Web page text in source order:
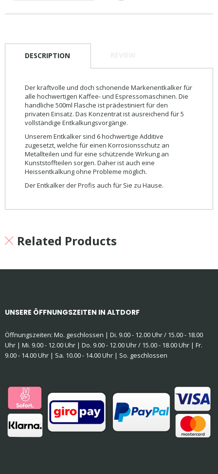
DESCRIPTION
Der kraftvolle und doch schonende Markenentkalker für
alle hochwertigen Kaffee- und Espressomaschinen. Die
handliche 500ml Flasche ist prädestiniert für den
privaten Einsatz. Das Konzentrat ist ausreichend für 5
vollständige Entkalkungsvorgänge.
Unserem Entkalker sind 6 hochwertige Additive
zugesetzt, welche für einen Korrosionsschutz an
Metallteilen und für eine schützende Wirkung an
Kunststoffteilen sorgen. Daher ist auch eine
Heissentkalkung ohne Probleme möglich.
Der Entkalker der Profis auch für Sie zu Hause.
Related Products
UNSERE ÖFFNUNGSZEITEN IN ALTDORF
Öffnungszeiten: Mo. geschlossen | Di. 9.00 - 12.00 Uhr / 15.00 - 18.00
Uhr | Mi. 9.00 - 12.00 Uhr | Do. 9.00 - 12.00 Uhr / 15.00 - 18.00 Uhr | Fr.
9.00 - 14.00 Uhr | Sa. 10.00 - 14.00 Uhr | So. geschlossen